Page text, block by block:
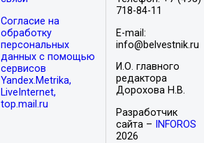
Согласие на
обработку
персональных
данных с помощью
сервисов
Yandex.Metrika,
LiveInternet,
top.mail.ru
718-84-11
E-mail:
info@belvestnik.ru
И.О. главного
редактора
Дорохова Н.В.
Разработчик
сайта –
INFOROS
2026